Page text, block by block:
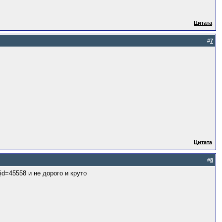
Цитата
#7
Цитата
#8
и не дорого и круто